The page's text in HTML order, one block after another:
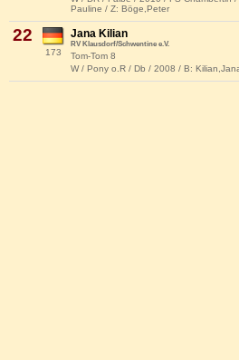
Pauline / Z: Böge,Peter
22
173
Jana Kilian
RV Klausdorf/Schwentine e.V.
Tom-Tom 8
W / Pony o.R / Db / 2008 / B: